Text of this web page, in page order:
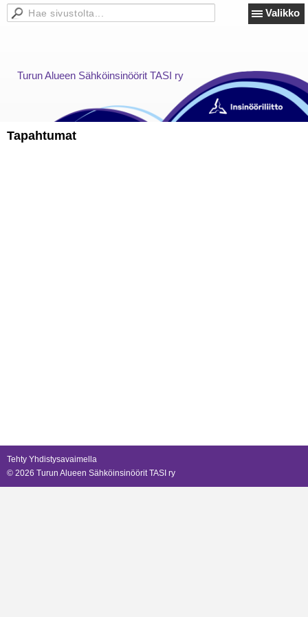
Valikko
Turun Alueen Sähköinsinöörit TASI ry
Tapahtumat
Tehty Yhdistysavaimella
© 2026 Turun Alueen Sähköinsinöörit TASI ry